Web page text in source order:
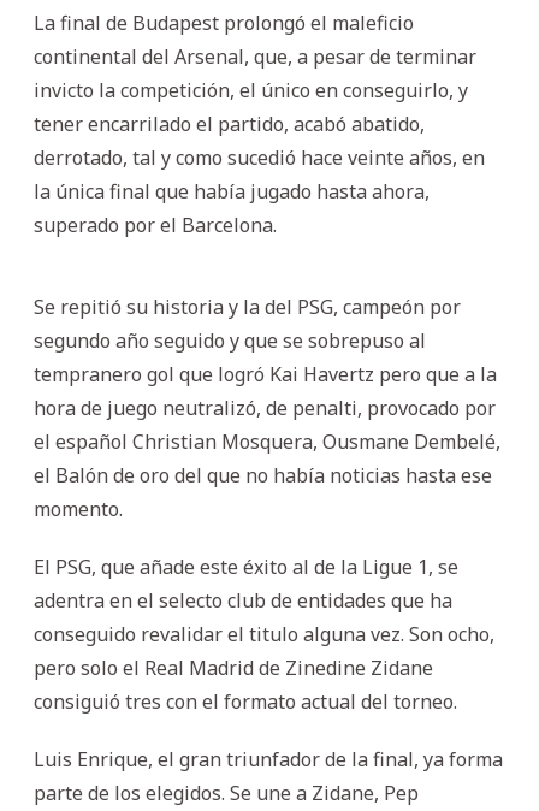
La final de Budapest prolongó el maleficio
continental del Arsenal, que, a pesar de terminar
invicto la competición, el único en conseguirlo, y
tener encarrilado el partido, acabó abatido,
derrotado, tal y como sucedió hace veinte años, en
la única final que había jugado hasta ahora,
superado por el Barcelona.
Se repitió su historia y la del PSG, campeón por
segundo año seguido y que se sobrepuso al
tempranero gol que logró Kai Havertz pero que a la
hora de juego neutralizó, de penalti, provocado por
el español Christian Mosquera, Ousmane Dembelé,
el Balón de oro del que no había noticias hasta ese
momento.
El PSG, que añade este éxito al de la Ligue 1, se
adentra en el selecto club de entidades que ha
conseguido revalidar el titulo alguna vez. Son ocho,
pero solo el Real Madrid de Zinedine Zidane
consiguió tres con el formato actual del torneo.
Luis Enrique, el gran triunfador de la final, ya forma
parte de los elegidos. Se une a Zidane, Pep